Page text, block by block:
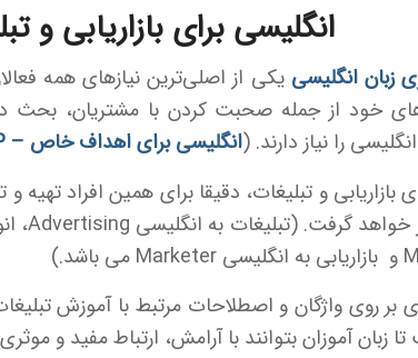
انگلیسی برای بازاریابی و
زبان انگلیسی یکی از اصلی‌ترین نیازهای همه
خود از جمله صحبت کردن با مشتریان، بحث
را نیاز دارند. (انگلیسی برای اهداف خاص – ESP
بازاریابی و تبلیغات، دقیقا برای همین افراد
آموزان بتوانند با آرامش، ارتباط مفید و